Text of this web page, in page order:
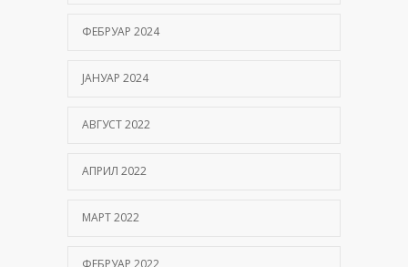
ФЕБРУАР 2024
ЈАНУАР 2024
АВГУСТ 2022
АПРИЛ 2022
МАРТ 2022
ФЕБРУАР 2022